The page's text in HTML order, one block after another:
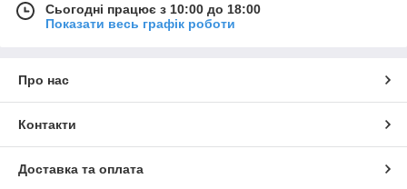
Сьогодні працює з 10:00 до 18:00
Показати весь графік роботи
Про нас
Контакти
Доставка та оплата